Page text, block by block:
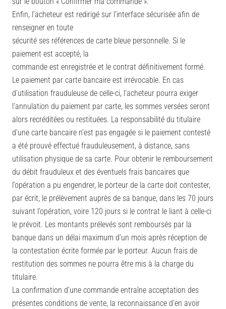
Enfin, l’acheteur est redirigé sur l’interface sécurisée afin de
renseigner en toute
sécurité ses références de carte bleue personnelle. Si le
paiement est accepté, la
commande est enregistrée et le contrat définitivement formé.
Le paiement par carte bancaire est irrévocable. En cas
d’utilisation frauduleuse de celle-ci, l’acheteur pourra exiger
l’annulation du paiement par carte, les sommes versées seront
alors recréditées ou restituées. La responsabilité du titulaire
d’une carte bancaire n’est pas engagée si le paiement contesté
a été prouvé effectué frauduleusement, à distance, sans
utilisation physique de sa carte. Pour obtenir le remboursement
du débit frauduleux et des éventuels frais bancaires que
l’opération a pu engendrer, le porteur de la carte doit contester,
par écrit, le prélèvement auprès de sa banque, dans les 70 jours
suivant l’opération, voire 120 jours si le contrat le liant à celle-ci
le prévoit. Les montants prélevés sont remboursés par la
banque dans un délai maximum d’un mois après réception de
la contestation écrite formée par le porteur. Aucun frais de
restitution des sommes ne pourra être mis à la charge du
titulaire.
La confirmation d’une commande entraîne acceptation des
présentes conditions de vente, la reconnaissance d’en avoir